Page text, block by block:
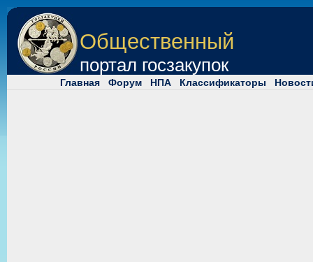
Общественный
портал госзакупок
Главная Форум НПА Классификаторы